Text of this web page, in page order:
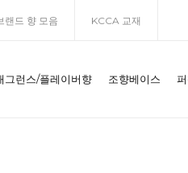
랜드 향 모음 KCCA 교재
그런스/플레이버향 조향베이스